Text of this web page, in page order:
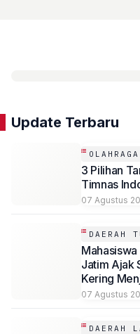
Update Terbaru
OLAHRAGA
3 Pilihan
Timnas
07 Agustus
DAERAH
Jatim Ajak
Kering
Solusi
07 Agustus
DAERAH